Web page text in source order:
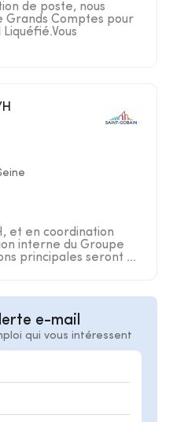
de poste, nous
Grands Comptes pour
et en coordination
interne du Groupe
principales seront ...
e-mail
qui vous intéressent